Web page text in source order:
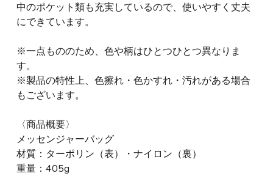
中のポケット類も充実しているので、使いやすく丈夫
にできています。
※一点もののため、色や柄はひとつひとつ異なりま
す。
※製品の特性上、色擦れ・色かすれ・汚れがある場合
もございます。
〈商品概要〉
メッセンジャーバッグ
材質：ターポリン（表）・ナイロン（裏）
重量：405g